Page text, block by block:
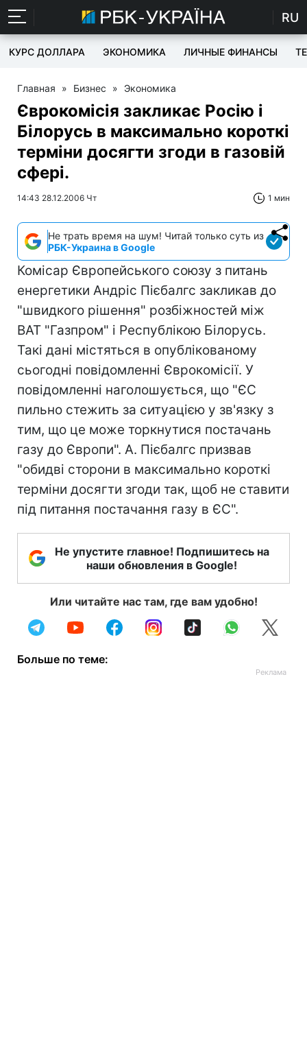
RU
КУРС ДОЛЛАРА ЭКОНОМИКА ЛИЧНЫЕ ФИНАНСЫ
Главная » Бизнес » Экономика
Єврокомісія закликає Росію і
Білорусь в максимально короткі
терміни досягти згоди в газовій
сфері.
14:43 28.12.2006 Чт 1 мин
Не трать время на шум! Читай только суть из
РБК-Украина в Google
Комісар Європейського союзу з питань
енергетики Андріс Пієбалгс закликав до
"швидкого рішення" розбіжностей між
ВАТ "Газпром" і Республікою Білорусь.
Такі дані містяться в опублікованому
сьогодні повідомленні Єврокомісії. У
повідомленні наголошується, що "ЄС
пильно стежить за ситуацією у зв'язку з
тим, що це може торкнутися постачань
газу до Європи". А. Пієбалгс призвав
"обидві сторони в максимально короткі
терміни досягти згоди так, щоб не ставити
під питання постачання газу в ЄС".
Не упустите главное! Подпишитесь на
наши обновления в Google!
Или читайте нас там, где вам удобно!
Больше по теме: